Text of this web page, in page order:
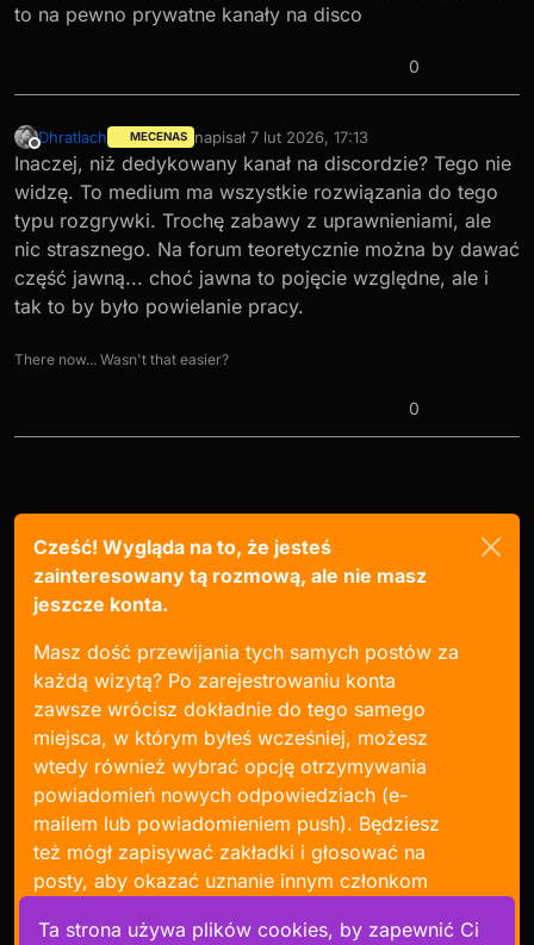
to na pewno prywatne kanały na disco
0
Niedostępny
Dhratlach MECENAS napisał7 lut 2026, 17:13
ostatnio edytowany przez
Inaczej, niż dedykowany kanał na discordzie? Tego nie
widzę. To medium ma wszystkie rozwiązania do tego
typu rozgrywki. Trochę zabawy z uprawnieniami, ale
nic strasznego. Na forum teoretycznie można by dawać
część jawną... choć jawna to pojęcie względne, ale i
tak to by było powielanie pracy.
There now... Wasn't that easier?
0
Cześć! Wygląda na to, że jesteś
zainteresowany tą rozmową, ale nie masz
jeszcze konta.
Masz dość przewijania tych samych postów za
każdą wizytą? Po zarejestrowaniu konta
zawsze wrócisz dokładnie do tego samego
miejsca, w którym byłeś wcześniej, możesz
wtedy również wybrać opcję otrzymywania
powiadomień nowych odpowiedziach (e-
mailem lub powiadomieniem push). Będziesz
też mógł zapisywać zakładki i głosować na
posty, aby okazać uznanie innym członkom
Ta strona używa plików cookies, by zapewnić Ci